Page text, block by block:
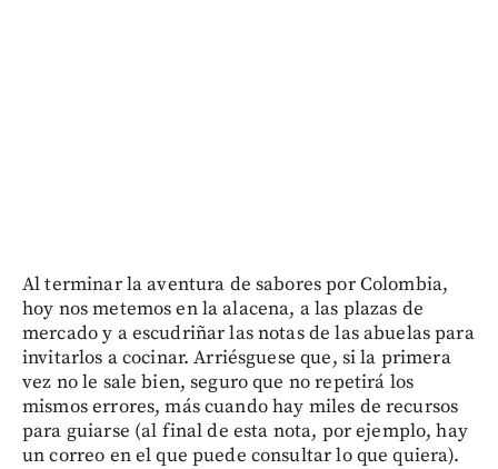
Al terminar la aventura de sabores por Colombia,
hoy nos metemos en la alacena, a las plazas de
mercado y a escudriñar las notas de las abuelas para
invitarlos a cocinar. Arriésguese que, si la primera
vez no le sale bien, seguro que no repetirá los
mismos errores, más cuando hay miles de recursos
para guiarse (al final de esta nota, por ejemplo, hay
un correo en el que puede consultar lo que quiera).